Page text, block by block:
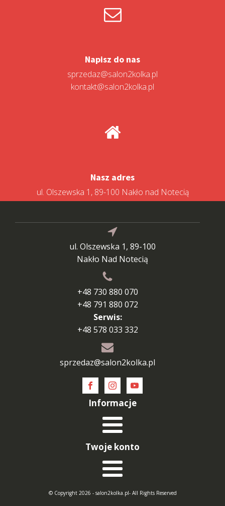
Napisz do nas
sprzedaz@salon2kolka.pl
kontakt@salon2kolka.pl
Nasz adres
ul. Olszewska 1, 89-100 Nakło nad Notecią
ul. Olszewska 1, 89-100
Nakło Nad Notecią
+48 730 880 070
+48 791 880 072
Serwis:
+48 578 033 332
sprzedaz@salon2kolka.pl
Informacje
Twoje konto
© Copyright 2026 - salon2kolka.pl- All Rights Reserved